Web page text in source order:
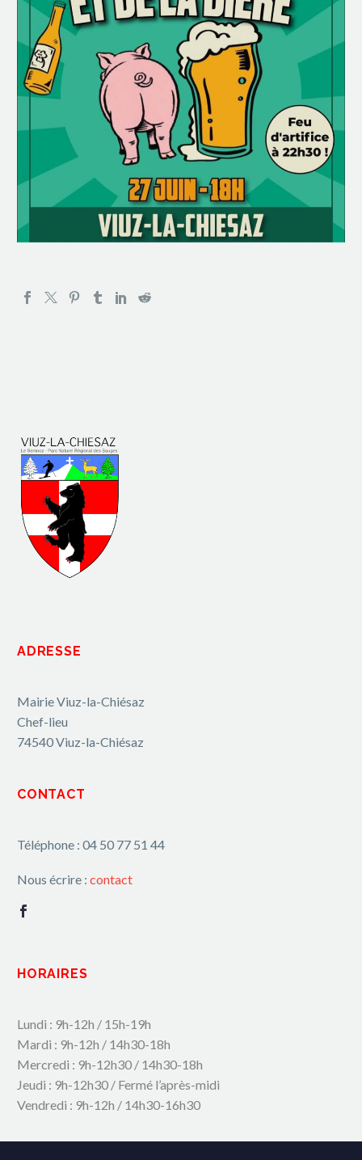
ADRESSE
Mairie Viuz-la-Chiésaz
Chef-lieu
74540 Viuz-la-Chiésaz
CONTACT
Téléphone : 04 50 77 51 44
Nous écrire : contact
HORAIRES
Lundi : 9h-12h / 15h-19h
Mardi : 9h-12h / 14h30-18h
Mercredi : 9h-12h30 / 14h30-18h
Jeudi : 9h-12h30 / Fermé l’après-midi
Vendredi : 9h-12h / 14h30-16h30